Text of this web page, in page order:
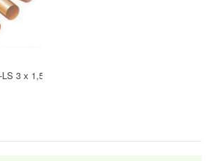
3 х 1,5 ГОСТ